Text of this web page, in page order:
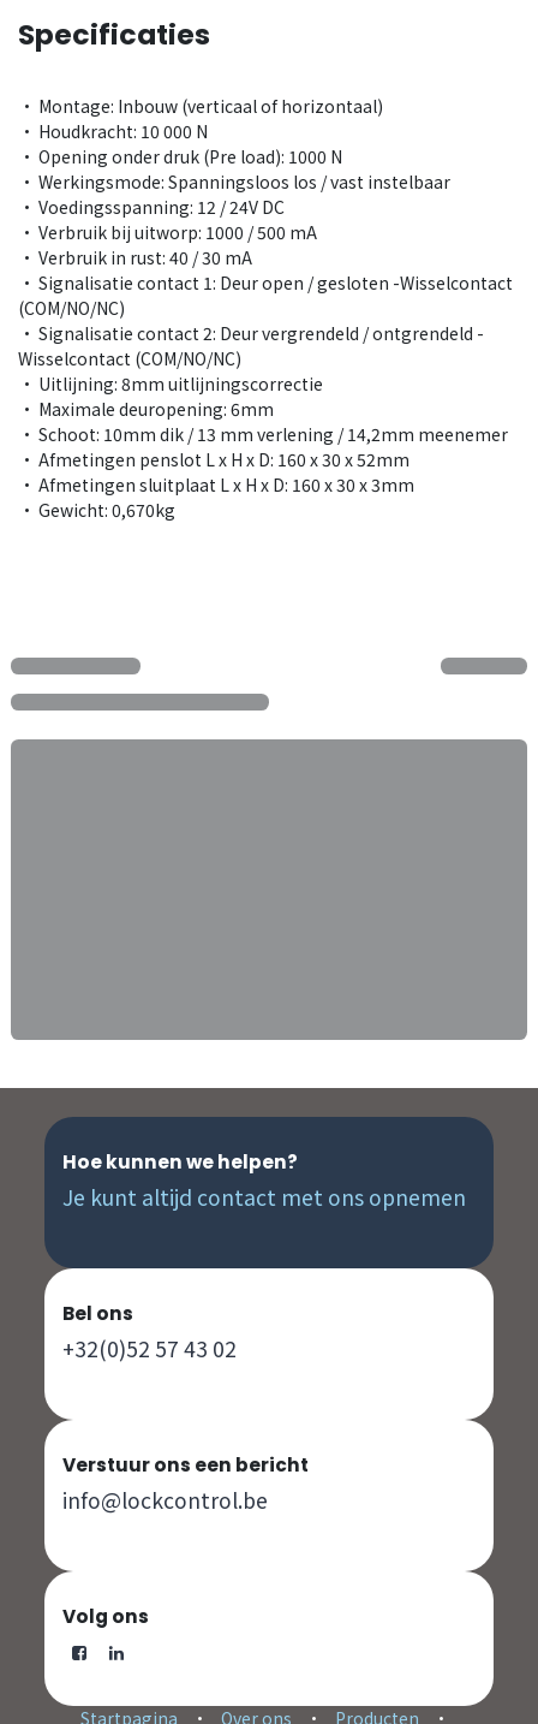
Specificaties
• Montage: Inbouw (verticaal of horizontaal)
• Houdkracht: 10 000 N
• Opening onder druk (Pre load): 1000 N
• Werkingsmode: Spanningsloos los / vast instelbaar
• Voedingsspanning: 12 / 24V DC
• Verbruik bij uitworp: 1000 / 500 mA
• Verbruik in rust: 40 / 30 mA
• Signalisatie contact 1: Deur open / gesloten -Wisselcontact
(COM/NO/NC)
• Signalisatie contact 2: Deur vergrendeld / ontgrendeld -
Wisselcontact (COM/NO/NC)
• Uitlijning: 8mm uitlijningscorrectie
• Maximale deuropening: 6mm
• Schoot: 10mm dik / 13 mm verlening / 14,2mm meenemer
• Afmetingen penslot L x H x D: 160 x 30 x 52mm
• Afmetingen sluitplaat L x H x D: 160 x 30 x 3mm
• Gewicht: 0,670kg
Hoe kunnen we helpen?
Je kunt altijd contact met ons opnemen
Bel ons
+32(0)52 57 43 02
Verstuur ons een bericht
info@lockcontrol.be
Volg ons
Startpagina • Over ons • Producten •